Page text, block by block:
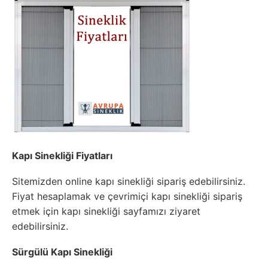
Kapı Sinekliği Fiyatları
Sitemizden online kapı sinekliği sipariş edebilirsiniz.
Fiyat hesaplamak ve çevrimiçi kapı sinekliği sipariş
etmek için kapı sinekliği sayfamızı ziyaret
edebilirsiniz.
Sürgülü Kapı Sinekliği